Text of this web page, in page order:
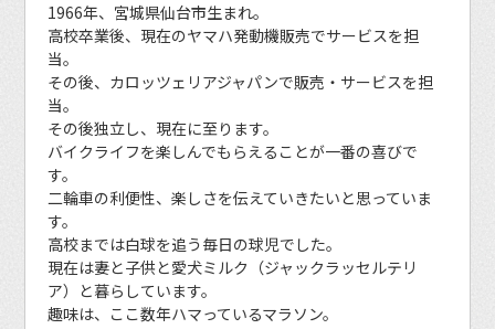
1966年、宮城県仙台市生まれ。
高校卒業後、現在のヤマハ発動機販売でサービスを担
当。
その後、カロッツェリアジャパンで販売・サービスを担
当。
その後独立し、現在に至ります。
バイクライフを楽しんでもらえることが一番の喜びで
す。
二輪車の利便性、楽しさを伝えていきたいと思っていま
す。
高校までは白球を追う毎日の球児でした。
現在は妻と子供と愛犬ミルク（ジャックラッセルテリ
ア）と暮らしています。
趣味は、ここ数年ハマっているマラソン。